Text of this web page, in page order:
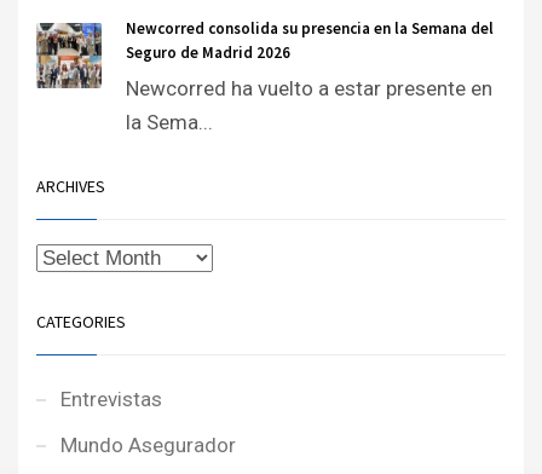
Newcorred consolida su presencia en la Semana del
Seguro de Madrid 2026
Newcorred ha vuelto a estar presente en
la Sema...
ARCHIVES
CATEGORIES
Entrevistas
Mundo Asegurador